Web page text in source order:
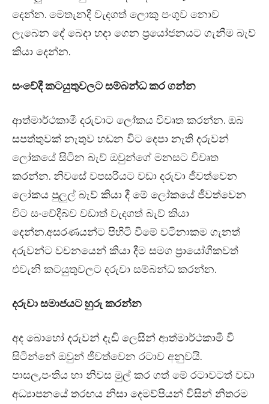
දෙන්න. මෙතැනදී වැදගත් ලොකු පංගුව නොව
ලැබෙන දේ බෙදා හදා ගෙන ප්‍රයෝජනයට ගැනීම බැව්
කියා දෙන්න.
සංවේදී කටයුතුවලට සම්බන්ධ කර ගන්න
ආත්මාර්ථකාමී දරුවාට ලෝකය විවෘත කරන්න. ඔබ
සපත්තුවක් නැතුව හඩන විට දෙපා නැති දරුවන්
ලෝකයේ සිටින බැව් ඔවුන්ගේ මනසට විවෘත
කරන්න. නිවසේ වපසරියට වඩා දරුවා ජීවත්වෙන
ලෝකය පුලුල් බැව් කියා දී මේ ලෝකයේ ජීවත්වෙන
විට සංවේදීබව වඩාත් වැදගත් බැව් කියා
දෙන්න.අසරණයන්ට පිහිටි වීමේ වටිනාකම ගැනත්
දරුවන්ට වචනයෙන් කියා දීම සමග ප්‍රායෝගිකවත්
එවැනි කටයුතුවලට දරුවා සම්බන්ධ කරන්න.
දරුවා සමාජයට හුරු කරන්න
අද බොහෝ දරුවන් දැඩි ලෙසින් ආත්මාර්ථකාමී වී
සිටින්නේ ඔවුන් ජීවත්වෙන රටාව අනුවයි.
පාසල,පංතිය හා නිවස මුල් කර ගත් මේ රටාවටත් වඩා
අධ්‍යාපනයේ තරඟය නිසා දෙමව්පියන් විසින් නිතරම